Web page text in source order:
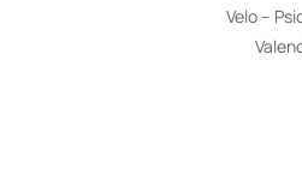
Velo –